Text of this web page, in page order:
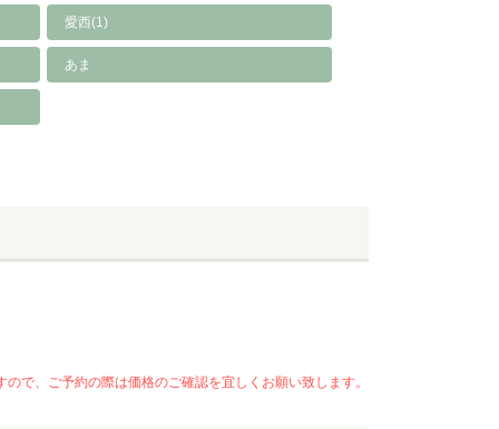
愛西(1)
あま
で、ご予約の際は価格のご確認を宜しくお願い致します。